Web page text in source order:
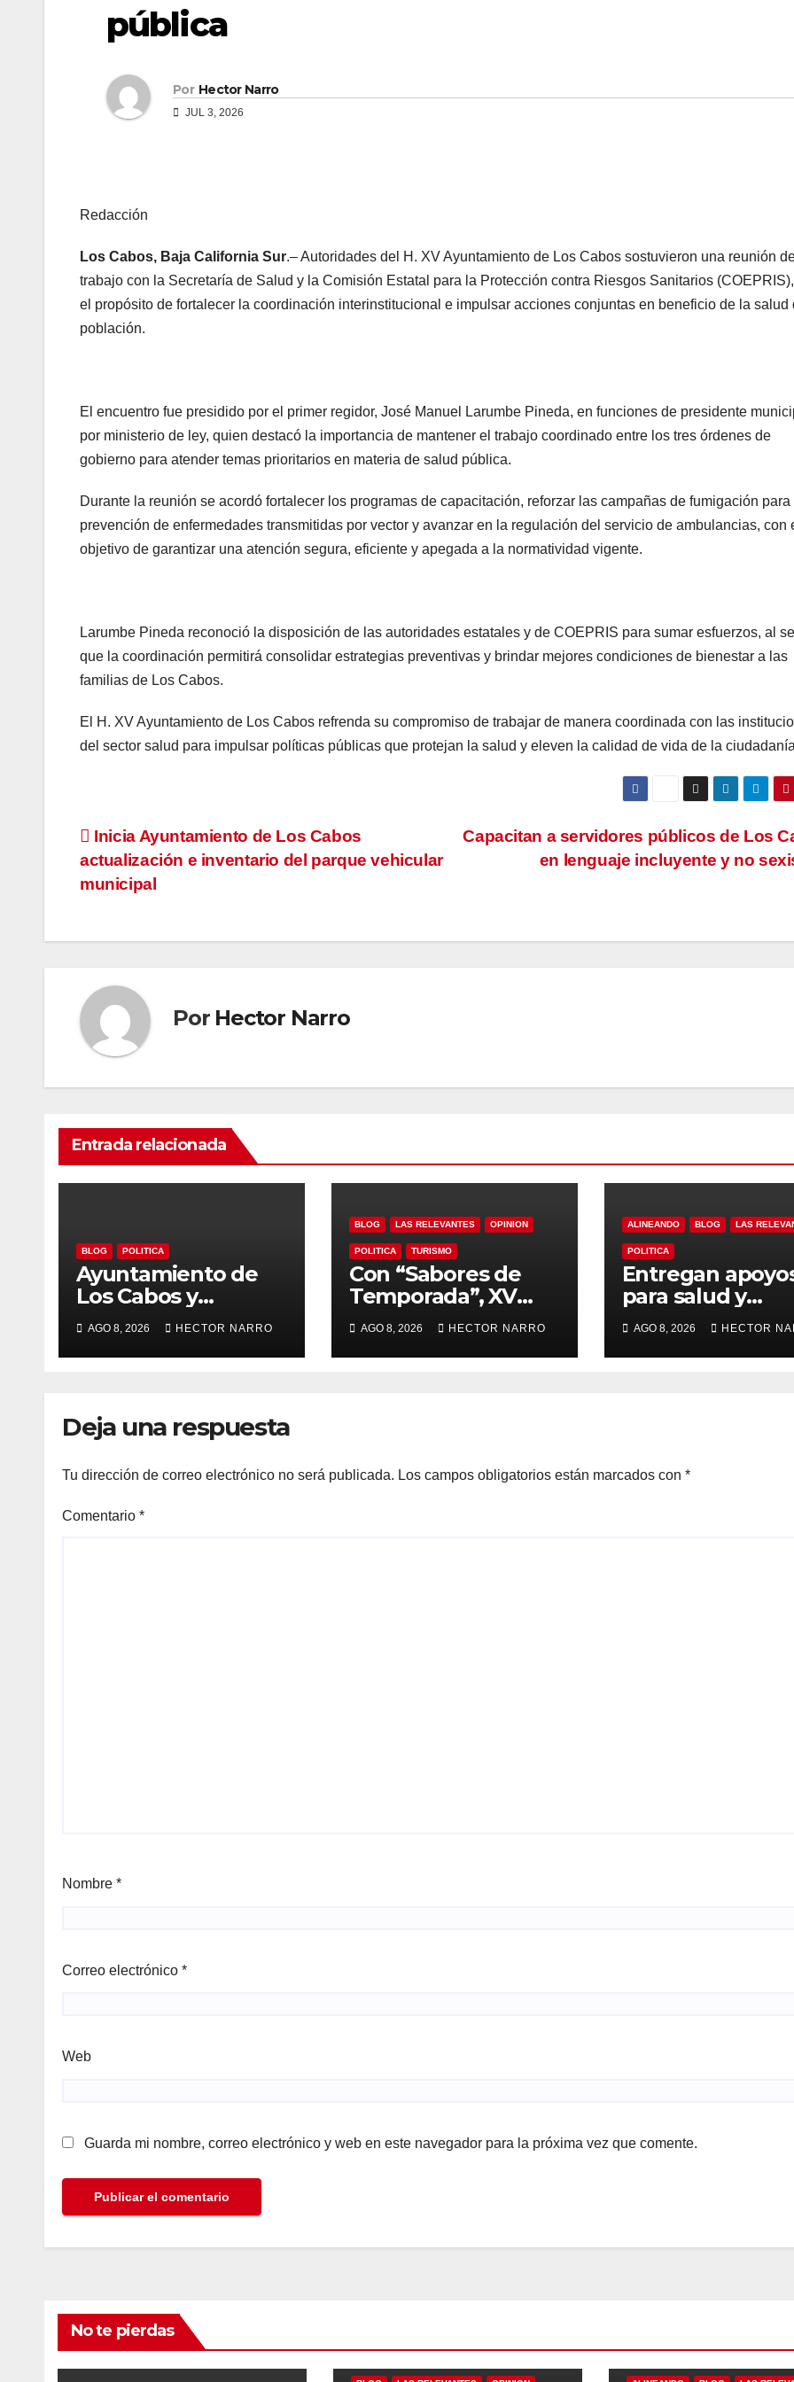
pública
Por Hector Narro
JUL 3, 2026
Redacción
Los Cabos, Baja California Sur.– Autoridades del H. XV Ayuntamiento de Los Cabos sostuvieron una reunión
trabajo con la Secretaría de Salud y la Comisión Estatal para la Protección contra Riesgos Sanitarios
el propósito de fortalecer la coordinación interinstitucional e impulsar acciones conjuntas en beneficio de la salud
población.
El encuentro fue presidido por el primer regidor, José Manuel Larumbe Pineda, en funciones de presidente
por ministerio de ley, quien destacó la importancia de mantener el trabajo coordinado entre los tres órdenes de
gobierno para atender temas prioritarios en materia de salud pública.
Durante la reunión se acordó fortalecer los programas de capacitación, reforzar las campañas de fumigación para
prevención de enfermedades transmitidas por vector y avanzar en la regulación del servicio de ambulancias, con
objetivo de garantizar una atención segura, eficiente y apegada a la normatividad vigente.
Larumbe Pineda reconoció la disposición de las autoridades estatales y de COEPRIS para sumar esfuerzos, al
que la coordinación permitirá consolidar estrategias preventivas y brindar mejores condiciones de bienestar a las
familias de Los Cabos.
El H. XV Ayuntamiento de Los Cabos refrenda su compromiso de trabajar de manera coordinada con las
del sector salud para impulsar políticas públicas que protejan la salud y eleven la calidad de vida de la
Navegación
de
Capacitan a servidores públicos de Los
en lenguaje incluyente y no
Inicia Ayuntamiento de Los Cabos
actualización e inventario del parque vehicular
municipal
Por Hector Narro
Entrada relacionada
BLOG POLITICA
Ayuntamiento de
Los Cabos y
organizadores de
Bisbee’s coordinan
acciones para
AGO 8, 2026 HECTOR NARRO
BLOG LAS RELEVANTES OPINION
POLITICA TURISMO
Con “Sabores de
Temporada”, XV
Ayuntamiento de
Los Cabos y Canirac
impulsan consumo
AGO 8, 2026 HECTOR NARRO
ALINEANDO BLOG LAS
POLITICA
Entregan
para salud y
necesidades del
hogar a familias
Cabo San Lucas
AGO 8, 2026 HECTOR
Deja una respuesta
Tu dirección de correo electrónico no será publicada. Los campos obligatorios están marcados con *
Comentario *
Nombre *
Correo electrónico *
Web
Guarda mi nombre, correo electrónico y web en este navegador para la próxima vez que comente.
No te pierdas